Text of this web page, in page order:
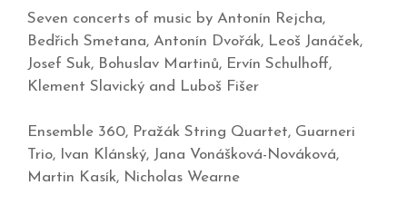
Seven concerts of music by Antonín Rejcha,
Bedřich Smetana, Antonín Dvořák, Leoš Janáček,
Josef Suk, Bohuslav Martinů, Ervín Schulhoff,
Klement Slavický and Luboš Fišer
Ensemble 360, Pražák String Quartet, Guarneri
Trio, Ivan Klánský, Jana Vonášková-Nováková,
Martin Kasík, Nicholas Wearne